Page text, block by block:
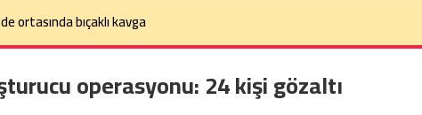
çıkan otomobil takla attı: 1 Ölü
operasyonu: 24 kişi gözaltı